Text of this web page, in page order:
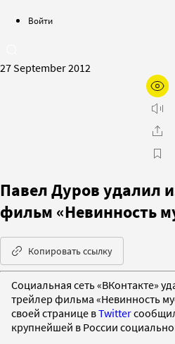
Войти
27 September 2012
Павел Дуров удалил
фильм «Невинность
Копировать ссылку
Социальная сеть «ВКонтакте»
трейлер фильма «Невинность
своей странице вTwitter
крупнейшей в России